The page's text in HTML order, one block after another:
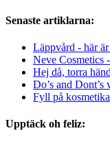
Senaste artiklarna:
Läppvård - här
Neve Cosmetics
Hej då, torra
Do’s and Dont’s
Fyll på
Upptäck oh feliz: